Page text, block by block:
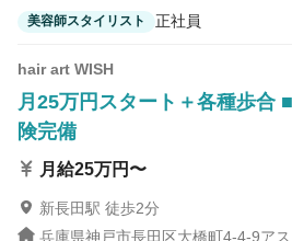
正社員
業務委託・フリーランス
詳細条件
ヘアショー・撮影会・コンテスト
美容師スタイリスト 正社員
hair art WISH
月25万円スタート＋各種歩合
険完備
月給25万円〜
新長田駅 徒歩2分
兵庫県神戸市長田区大橋町4-4-9ア